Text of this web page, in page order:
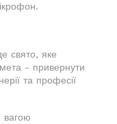
свято, яке
- привернути
та професії
вагою